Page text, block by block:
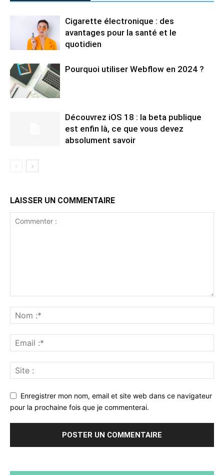
Cigarette électronique : des
avantages pour la santé et le
quotidien
Pourquoi utiliser Webflow en 2024 ?
Découvrez iOS 18 : la beta publique
est enfin là, ce que vous devez
absolument savoir
LAISSER UN COMMENTAIRE
Enregistrer mon nom, email et site web dans ce navigateur
pour la prochaine fois que je commenterai.